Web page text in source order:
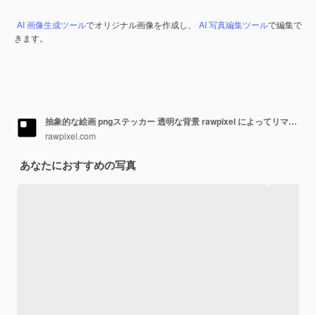
AI 画像生成ツールでオリジナル画像を作成し、 AI 写真編集ツールで編集で
きます。
抽象的な絵画 pngステッカー 透明な背景 rawpixel によってリマスターされた
rawpixel.com
あなたにおすすめの写真